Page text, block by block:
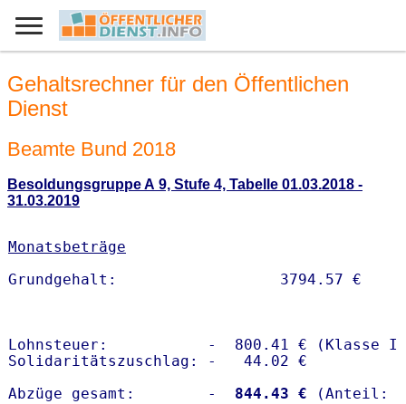
Gehaltsrechner für den Öffentlichen
Dienst
Beamte Bund 2018
Besoldungsgruppe A 9, Stufe 4, Tabelle 01.03.2018 -
31.03.2019
Monatsbeträge
Lohnsteuer:           -  800.41 € (Klasse I)
Solidaritätszuschlag: -   44.02 €
Abzüge gesamt:        -
  844.43 €